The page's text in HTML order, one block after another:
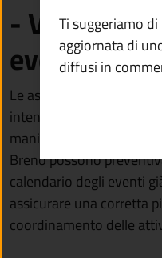
- Vuoi
evento a
Le associazioni, gli enti
intendono proporre
manifestazioni o
Breno possono
calendario degli eventi
assicurare una corretta
coordinamento delle
Ti suggeriamo
aggiornata di
diffusi in